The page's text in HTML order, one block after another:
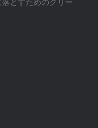
とすためのクリー